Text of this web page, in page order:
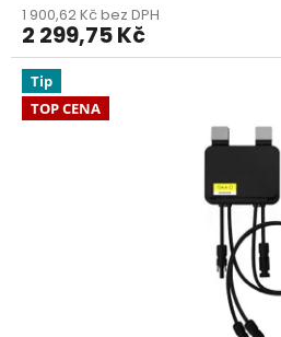
1 900,62 Kč bez DPH
2 299,75 Kč
Tip
TOP CENA